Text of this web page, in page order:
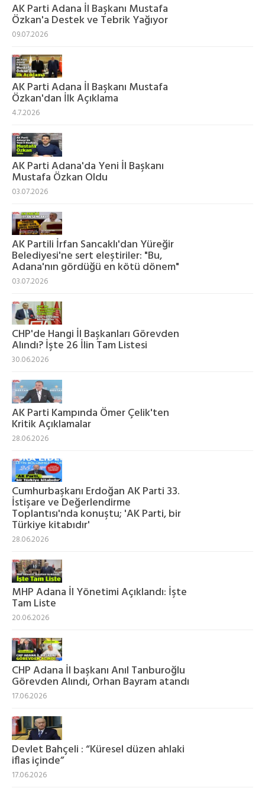
AK Parti Adana İl Başkanı Mustafa
Özkan'a Destek ve Tebrik Yağıyor
09.07.2026
AK Parti Adana İl Başkanı Mustafa
Özkan'dan İlk Açıklama
4.7.2026
AK Parti Adana'da Yeni İl Başkanı
Mustafa Özkan Oldu
03.07.2026
AK Partili İrfan Sancaklı'dan Yüreğir
Belediyesi'ne sert eleştiriler: "Bu,
Adana'nın gördüğü en kötü dönem"
03.07.2026
CHP'de Hangi İl Başkanları Görevden
Alındı? İşte 26 İlin Tam Listesi
30.06.2026
AK Parti Kampında Ömer Çelik'ten
Kritik Açıklamalar
28.06.2026
Cumhurbaşkanı Erdoğan AK Parti 33.
İstişare ve Değerlendirme
Toplantısı'nda konuştu; 'AK Parti, bir
Türkiye kitabıdır'
28.06.2026
MHP Adana İl Yönetimi Açıklandı: İşte
Tam Liste
20.06.2026
CHP Adana İl başkanı Anıl Tanburoğlu
Görevden Alındı, Orhan Bayram atandı
17.06.2026
Devlet Bahçeli : “Küresel düzen ahlaki
iflas içinde”
17.06.2026